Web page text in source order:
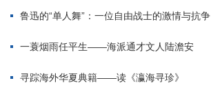
鲁迅的“单人舞”：一位自由战士的激情与抗争
一蓑烟雨任平生——海派通才文人陆澹安
寻踪海外华夏典籍——读《瀛海寻珍》